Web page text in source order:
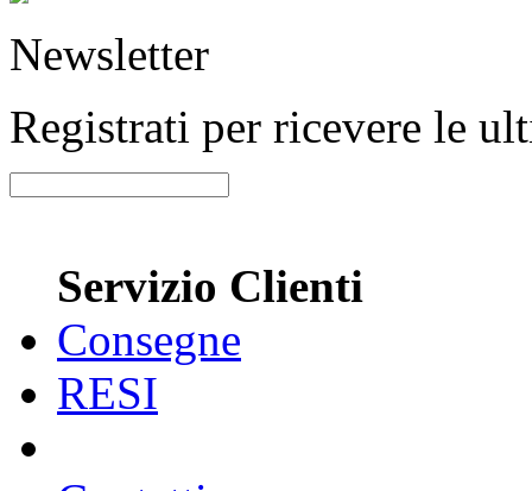
Newsletter
Registrati per ricevere le
Servizio Clienti
Consegne
RESI